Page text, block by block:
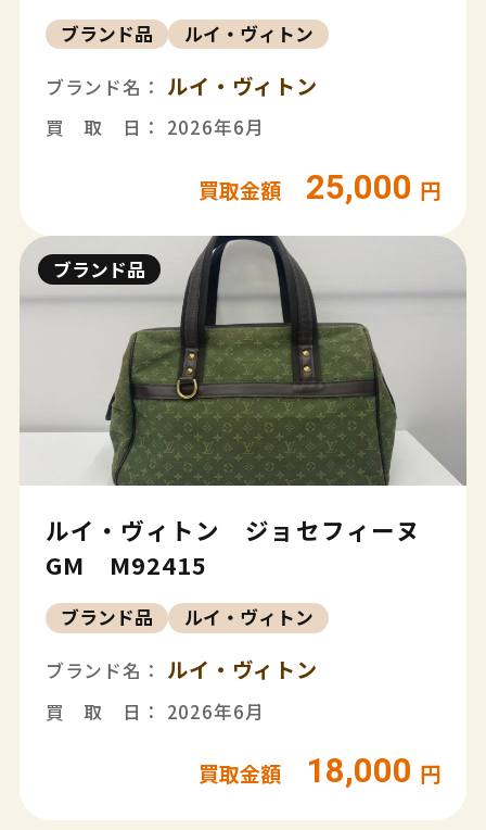
ブランド品 ルイ・ヴィトン
ブランド名： ルイ・ヴィトン
買 取 日： 2026年6月
買取金額 25,000 円
ブランド品
ルイ・ヴィトン ジョセフィーヌ
GM M92415
ブランド品 ルイ・ヴィトン
ブランド名： ルイ・ヴィトン
買 取 日： 2026年6月
買取金額 18,000 円